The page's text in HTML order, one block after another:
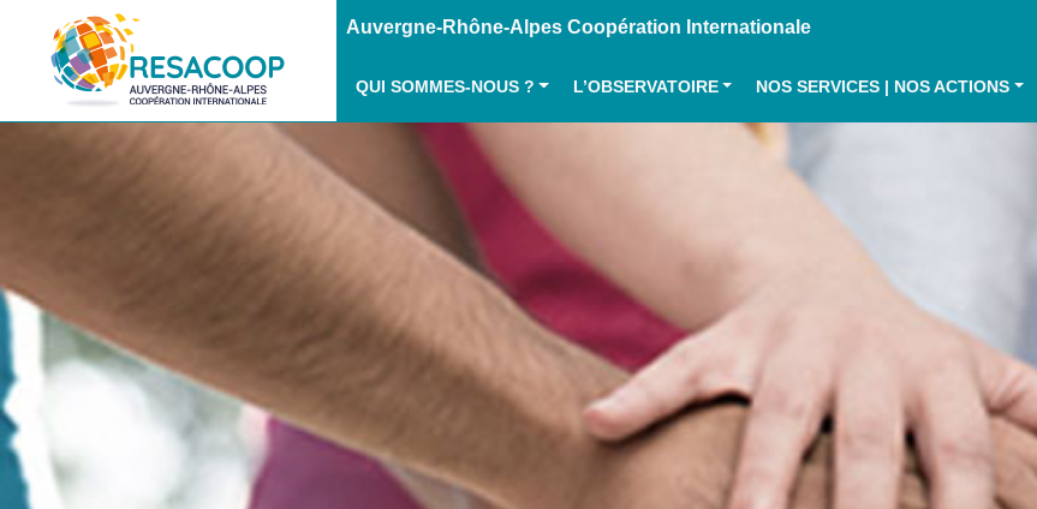
Auvergne-Rhône-Alpes Coopération Internationale
QUI SOMMES-NOUS ? L’OBSERVATOIRE NOS SERVICES | NOS ACTIONS